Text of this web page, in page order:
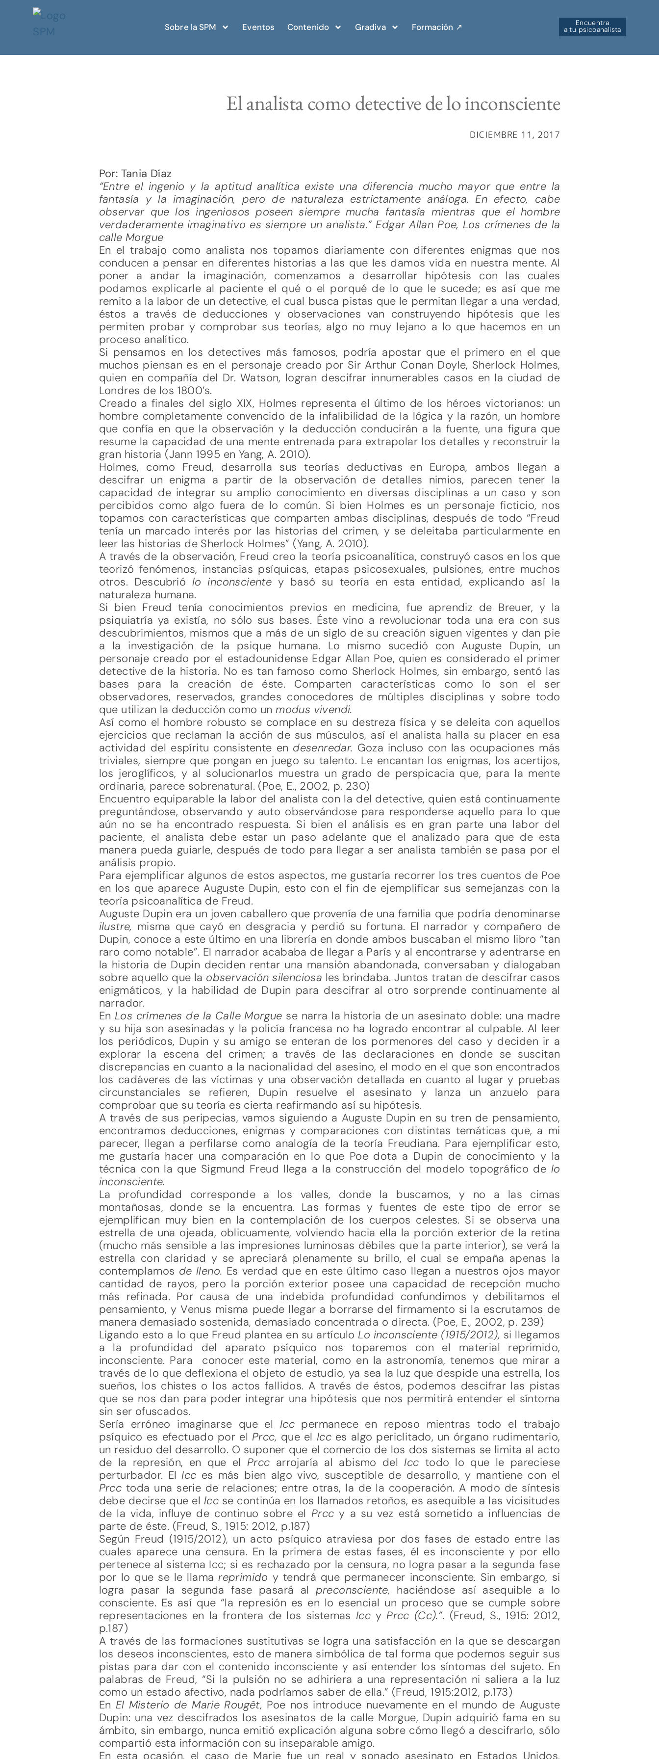
Sobre la SPM Eventos Contenido Gradiva Formación ↗︎ Encuentra
a tu psicoanalista
El analista como detective de lo inconsciente
DICIEMBRE 11, 2017
Por: Tania Díaz
“Entre el ingenio y la aptitud analítica existe una diferencia mucho mayor que entre la
fantasía y la imaginación, pero de naturaleza estrictamente análoga. En efecto, cabe
observar que los ingeniosos poseen siempre mucha fantasía mientras que el hombre
verdaderamente imaginativo es siempre un analista.” Edgar Allan Poe, Los crímenes de la
calle Morgue
En el trabajo como analista nos topamos diariamente con diferentes enigmas que nos
conducen a pensar en diferentes historias a las que les damos vida en nuestra mente. Al
poner a andar la imaginación, comenzamos a desarrollar hipótesis con las cuales
podamos explicarle al paciente el qué o el porqué de lo que le sucede; es así que me
remito a la labor de un detective, el cual busca pistas que le permitan llegar a una verdad,
éstos a través de deducciones y observaciones van construyendo hipótesis que les
permiten probar y comprobar sus teorías, algo no muy lejano a lo que hacemos en un
proceso analítico.
Si pensamos en los detectives más famosos, podría apostar que el primero en el que
muchos piensan es en el personaje creado por Sir Arthur Conan Doyle, Sherlock Holmes,
quien en compañía del Dr. Watson, logran descifrar innumerables casos en la ciudad de
Londres de los 1800’s.
Creado a finales del siglo XIX, Holmes representa el último de los héroes victorianos: un
hombre completamente convencido de la infalibilidad de la lógica y la razón, un hombre
que confía en que la observación y la deducción conducirán a la fuente, una figura que
resume la capacidad de una mente entrenada para extrapolar los detalles y reconstruir la
gran historia (Jann 1995 en Yang, A. 2010).
Holmes, como Freud, desarrolla sus teorías deductivas en Europa, ambos llegan a
descifrar un enigma a partir de la observación de detalles nimios, parecen tener la
capacidad de integrar su amplio conocimiento en diversas disciplinas a un caso y son
percibidos como algo fuera de lo común. Si bien Holmes es un personaje ficticio, nos
topamos con características que comparten ambas disciplinas, después de todo “Freud
tenía un marcado interés por las historias del crimen, y se deleitaba particularmente en
leer las historias de Sherlock Holmes” (Yang, A. 2010).
A través de la observación, Freud creo la teoría psicoanalítica, construyó casos en los que
teorizó fenómenos, instancias psíquicas, etapas psicosexuales, pulsiones, entre muchos
otros. Descubrió lo inconsciente y basó su teoría en esta entidad, explicando así la
naturaleza humana.
Si bien Freud tenía conocimientos previos en medicina, fue aprendiz de Breuer, y la
psiquiatría ya existía, no sólo sus bases. Éste vino a revolucionar toda una era con sus
descubrimientos, mismos que a más de un siglo de su creación siguen vigentes y dan pie
a la investigación de la psique humana. Lo mismo sucedió con Auguste Dupin, un
personaje creado por el estadounidense Edgar Allan Poe, quien es considerado el primer
detective de la historia. No es tan famoso como Sherlock Holmes, sin embargo, sentó las
bases para la creación de éste. Comparten características como lo son el ser
observadores, reservados, grandes conocedores de múltiples disciplinas y sobre todo
que utilizan la deducción como unmodus vivendi.
Así como el hombre robusto se complace en su destreza física y se deleita con aquellos
ejercicios que reclaman la acción de sus músculos, así el analista halla su placer en esa
actividad del espíritu consistente en desenredar. Goza incluso con las ocupaciones más
triviales, siempre que pongan en juego su talento. Le encantan los enigmas, los acertijos,
los jeroglíficos, y al solucionarlos muestra un grado de perspicacia que, para la mente
ordinaria, parece sobrenatural. (Poe, E., 2002, p. 230)
Encuentro equiparable la labor del analista con la del detective, quien está continuamente
preguntándose, observando y auto observándose para responderse aquello para lo que
aún no se ha encontrado respuesta. Si bien el análisis es en gran parte una labor del
paciente, el analista debe estar un paso adelante que el analizado para que de esta
manera pueda guiarle, después de todo para llegar a ser analista también se pasa por el
análisis propio.
Para ejemplificar algunos de estos aspectos, me gustaría recorrer los tres cuentos de Poe
en los que aparece Auguste Dupin, esto con el fin de ejemplificar sus semejanzas con la
teoría psicoanalítica de Freud.
Auguste Dupin era un joven caballero que provenía de una familia que podría denominarse
ilustre, misma que cayó en desgracia y perdió su fortuna. El narrador y compañero de
Dupin, conoce a este último en una librería en donde ambos buscaban el mismo libro “tan
raro como notable”. El narrador acababa de llegar a París y al encontrarse y adentrarse en
la historia de Dupin deciden rentar una mansión abandonada, conversaban y dialogaban
sobre aquello que la observación silenciosa les brindaba. Juntos tratan de descifrar casos
enigmáticos, y la habilidad de Dupin para descifrar al otro sorprende continuamente al
narrador.
En Los crímenes de la Calle Morgue se narra la historia de un asesinato doble: una madre
y su hija son asesinadas y la policía francesa no ha logrado encontrar al culpable. Al leer
los periódicos, Dupin y su amigo se enteran de los pormenores del caso y deciden ir a
explorar la escena del crimen; a través de las declaraciones en donde se suscitan
discrepancias en cuanto a la nacionalidad del asesino, el modo en el que son encontrados
los cadáveres de las víctimas y una observación detallada en cuanto al lugar y pruebas
circunstanciales se refieren, Dupin resuelve el asesinato y lanza un anzuelo para
comprobar que su teoría es cierta reafirmando así su hipótesis.
A través de sus peripecias, vamos siguiendo a Auguste Dupin en su tren de pensamiento,
encontramos deducciones, enigmas y comparaciones con distintas temáticas que, a mi
parecer, llegan a perfilarse como analogía de la teoría Freudiana. Para ejemplificar esto,
me gustaría hacer una comparación en lo que Poe dota a Dupin de conocimiento y la
técnica con la que Sigmund Freud llega a la construcción del modelo topográfico de lo
inconsciente.
La profundidad corresponde a los valles, donde la buscamos, y no a las cimas
montañosas, donde se la encuentra. Las formas y fuentes de este tipo de error se
ejemplifican muy bien en la contemplación de los cuerpos celestes. Si se observa una
estrella de una ojeada, oblicuamente, volviendo hacia ella la porción exterior de la retina
(mucho más sensible a las impresiones luminosas débiles que la parte interior), se verá la
estrella con claridad y se apreciará plenamente su brillo, el cual se empaña apenas la
contemplamos de lleno. Es verdad que en este último caso llegan a nuestros ojos mayor
cantidad de rayos, pero la porción exterior posee una capacidad de recepción mucho
más refinada. Por causa de una indebida profundidad confundimos y debilitamos el
pensamiento, y Venus misma puede llegar a borrarse del firmamento si la escrutamos de
manera demasiado sostenida, demasiado concentrada o directa. (Poe, E., 2002, p. 239)
Ligando esto a lo que Freud plantea en su artículoLo inconsciente (1915/2012), si llegamos
a la profundidad del aparato psíquico nos toparemos con el material reprimido,
inconsciente. Para conocer este material, como en la astronomía, tenemos que mirar a
través de lo que deflexiona el objeto de estudio, ya sea la luz que despide una estrella, los
sueños, los chistes o los actos fallidos. A través de éstos, podemos descifrar las pistas
que se nos dan para poder integrar una hipótesis que nos permitirá entender el síntoma
sin ser ofuscados.
Sería erróneo imaginarse que el Icc permanece en reposo mientras todo el trabajo
psíquico es efectuado por el Prcc, que el Icc es algo periclitado, un órgano rudimentario,
un residuo del desarrollo. O suponer que el comercio de los dos sistemas se limita al acto
de la represión, en que el Prcc arrojaría al abismo delIcc todo lo que le pareciese
perturbador. ElIcc es más bien algo vivo, susceptible de desarrollo, y mantiene con el
Prcc toda una serie de relaciones; entre otras, la de la cooperación. A modo de síntesis
debe decirse que el lcc se continúa en los llamados retoños, es asequible a las vicisitudes
de la vida, influye de continuo sobre el Prccy a su vez está sometido a influencias de
parte de éste. (Freud, S., 1915: 2012, p.187)
Según Freud (1915/2012), un acto psíquico atraviesa por dos fases de estado entre las
cuales aparece una censura. En la primera de estas fases, él es inconsciente y por ello
pertenece al sistema Icc; si es rechazado por la censura, no logra pasar a la segunda fase
por lo que se le llamareprimido y tendrá que permanecer inconsciente. Sin embargo, si
logra pasar la segunda fase pasará al preconsciente, haciéndose así asequible a lo
consciente. Es así que “la represión es en lo esencial un proceso que se cumple sobre
representaciones en la frontera de los sistemas Icc yPrcc (Cc).”. (Freud, S., 1915: 2012,
p.187)
A través de las formaciones sustitutivas se logra una satisfacción en la que se descargan
los deseos inconscientes, esto de manera simbólica de tal forma que podemos seguir sus
pistas para dar con el contenido inconsciente y así entender los síntomas del sujeto. En
palabras de Freud, “Si la pulsión no se adhiriera a una representación ni saliera a la luz
como un estado afectivo, nada podríamos saber de ella.” (Freud, 1915:2012, p.173)
En El Misterio de Marie Rougêt, Poe nos introduce nuevamente en el mundo de Auguste
Dupin: una vez descifrados los asesinatos de la calle Morgue, Dupin adquirió fama en su
ámbito, sin embargo, nunca emitió explicación alguna sobre cómo llegó a descifrarlo, sólo
compartió esta información con su inseparable amigo.
En esta ocasión, el caso de Marie fue un real y sonado asesinato en Estados Unidos,